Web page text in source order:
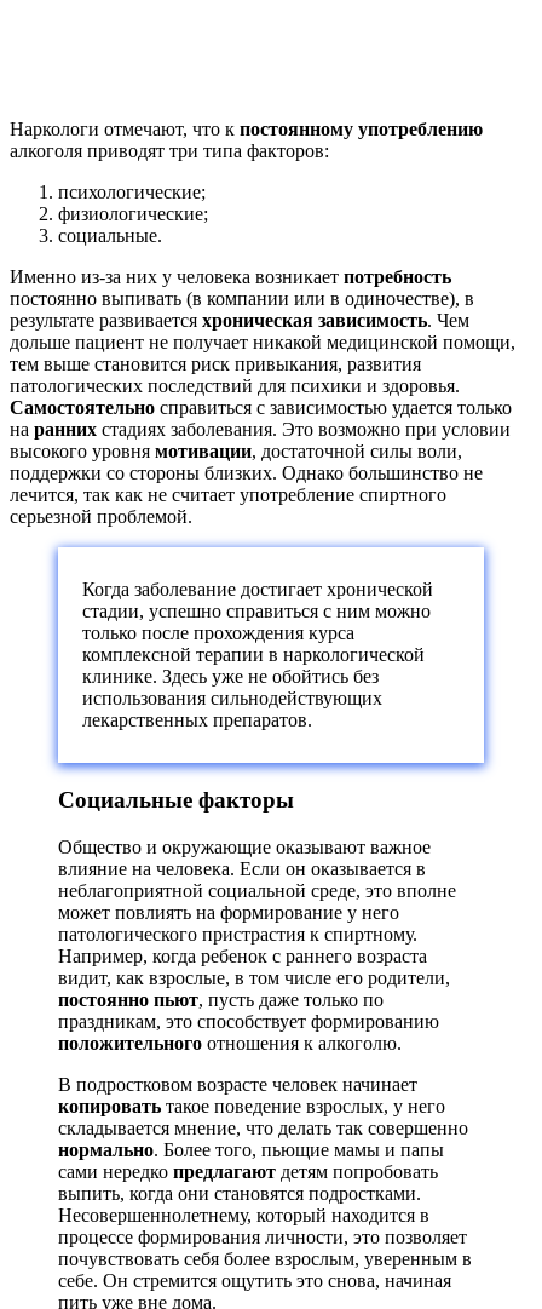
Наркологи отмечают, что к постоянному употреблению
алкоголя приводят три типа факторов:
психологические;
физиологические;
социальные.
Именно из-за них у человека возникает потребность
постоянно выпивать (в компании или в одиночестве), в
результате развивается хроническая зависимость. Чем
дольше пациент не получает никакой медицинской помощи,
тем выше становится риск привыкания, развития
патологических последствий для психики и здоровья.
Самостоятельно справиться с зависимостью удается только
на ранних стадиях заболевания. Это возможно при условии
высокого уровня мотивации, достаточной силы воли,
поддержки со стороны близких. Однако большинство не
лечится, так как не считает употребление спиртного
серьезной проблемой.
Когда заболевание достигает хронической
стадии, успешно справиться с ним можно
только после прохождения курса
комплексной терапии в наркологической
клинике. Здесь уже не обойтись без
использования сильнодействующих
лекарственных препаратов.
Социальные факторы
Общество и окружающие оказывают важное
влияние на человека. Если он оказывается в
неблагоприятной социальной среде, это вполне
может повлиять на формирование у него
патологического пристрастия к спиртному.
Например, когда ребенок с раннего возраста
видит, как взрослые, в том числе его родители,
постоянно пьют, пусть даже только по
праздникам, это способствует формированию
положительного отношения к алкоголю.
В подростковом возрасте человек начинает
копировать такое поведение взрослых, у него
складывается мнение, что делать так совершенно
нормально. Более того, пьющие мамы и папы
сами нередко предлагают детям попробовать
выпить, когда они становятся подростками.
Несовершеннолетнему, который находится в
процессе формирования личности, это позволяет
почувствовать себя более взрослым, уверенным в
себе. Он стремится ощутить это снова, начиная
пить уже вне дома.